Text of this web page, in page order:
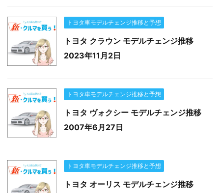
トヨタ車モデルチェンジ推移と予想
トヨタ クラウン モデルチェンジ推移
2023年11月2日
トヨタ車モデルチェンジ推移と予想
トヨタ ヴォクシー モデルチェンジ推移
2007年6月27日
トヨタ車モデルチェンジ推移と予想
トヨタ オーリス モデルチェンジ推移